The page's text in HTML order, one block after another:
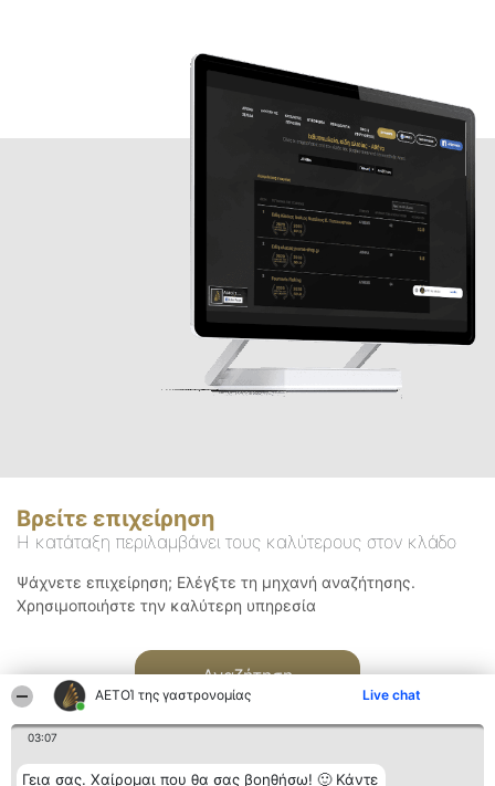
ΑΕΤΟΊ της γαστρονομίας Live chat
03:07
Γεια σας. Χαίρομαι που θα σας βοηθήσω! 🙂 Κάντε
Βρείτε επιχείρηση
Η κατάταξη περιλαμβάνει τους καλύτερους στον κλάδο
Ψάχνετε επιχείρηση; Ελέγξτε τη μηχανή αναζήτησης.
Χρησιμοποιήστε την καλύτερη υπηρεσία
Αναζήτηση